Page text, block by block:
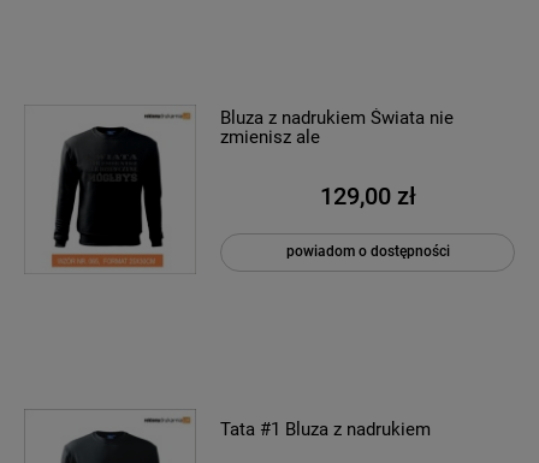
Bluza z nadrukiem Świata nie
zmienisz ale
129,00 zł
powiadom o dostępności
Tata #1 Bluza z nadrukiem